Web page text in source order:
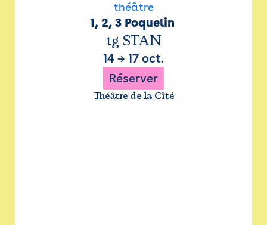
théâtre
1, 2, 3 Poquelin
tg STAN
14 → 17 oct.
Réserver
Théâtre de la Cité